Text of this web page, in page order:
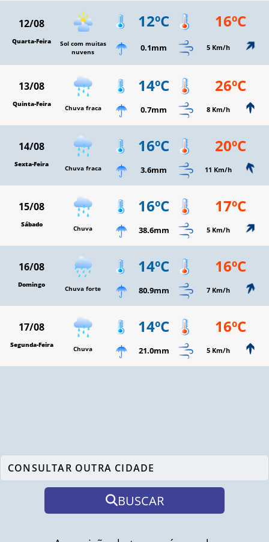
12/08
Quarta-Feira
Sol com muitas
nuvens
12ºC 16ºC
0.1mm 5 Km/h
13/08
Quinta-Feira Chuva fraca
14ºC 26ºC
0.7mm 8 Km/h
14/08
Sexta-Feira Chuva fraca
16ºC 20ºC
3.6mm 11 Km/h
15/08
Sábado Chuva
16ºC 17ºC
38.6mm 5 Km/h
16/08
Domingo Chuva forte
14ºC 16ºC
80.9mm 7 Km/h
17/08
Segunda-Feira Chuva
14ºC 16ºC
21.0mm 5 Km/h
BUSCAR